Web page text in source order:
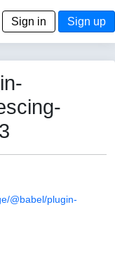
Sign in Sign up
@babel/plugin-